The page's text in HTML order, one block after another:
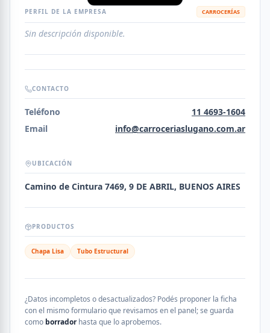
PERFIL DE LA EMPRESA CARROCERÍAS
Sin descripción disponible.
CONTACTO
Teléfono
11 4693-1604
Email
info@carroceriaslugano.com.ar
UBICACIÓN
Camino de Cintura 7469, 9 DE ABRIL, BUENOS AIRES
PRODUCTOS
Chapa Lisa Tubo Estructural
¿Datos incompletos o desactualizados? Podés proponer la ficha
con el mismo formulario que revisamos en el panel; se guarda
como borradorhasta que lo aprobemos.